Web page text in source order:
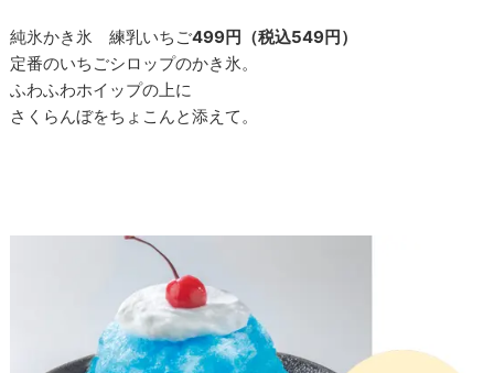
純氷かき氷 練乳いちご499円（税込549円）
定番のいちごシロップのかき氷。
ふわふわホイップの上に
さくらんぼをちょこんと添えて。